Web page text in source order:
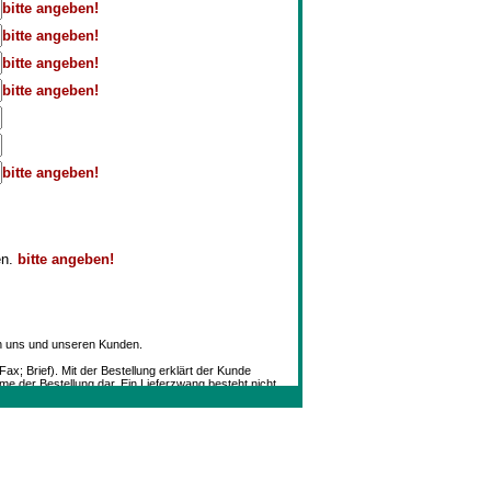
bitte angeben!
bitte angeben!
bitte angeben!
bitte angeben!
bitte angeben!
bitte angeben!
und unseren Kunden.
Brief). Mit der Bestellung erklärt der Kunde
der Bestellung dar. Ein Lieferzwang besteht nicht.